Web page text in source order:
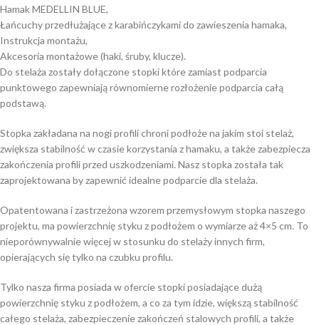
Hamak MEDELLIN BLUE,
Łańcuchy przedłużające z karabińczykami do zawieszenia hamaka,
Instrukcja montażu,
Akcesoria montażowe (haki, śruby, klucze).
Do stelaża zostały dołączone stopki które zamiast podparcia
punktowego zapewniają równomierne rozłożenie podparcia całą
podstawą.
Stopka zakładana na nogi profili chroni podłoże na jakim stoi stelaż,
zwiększa stabilność w czasie korzystania z hamaku, a także zabezpiecza
zakończenia profili przed uszkodzeniami. Nasz stopka została tak
zaprojektowana by zapewnić idealne podparcie dla stelaża.
Opatentowana i zastrzeżona wzorem przemysłowym stopka naszego
projektu, ma powierzchnię styku z podłożem o wymiarze aż 4×5 cm. To
nieporównywalnie więcej w stosunku do stelaży innych firm,
opierających się tylko na czubku profilu.
Tylko nasza firma posiada w ofercie stopki posiadające dużą
powierzchnię styku z podłożem, a co za tym idzie, większą stabilność
całego stelaża, zabezpieczenie zakończeń stalowych profili, a także